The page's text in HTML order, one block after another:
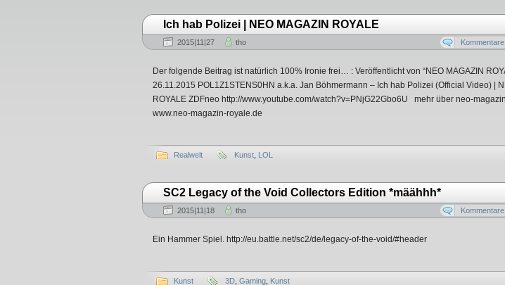
Ich hab Polizei | NEO MAGAZIN ROYALE
2015|11|27 tho
Der folgende Beitrag ist natürlich 100% Ironie frei… : Veröffentlicht von “NEO MAGAZIN
26.11.2015 POL1Z1STENS0HN a.k.a. Jan Böhmermann – Ich hab Polizei (Official Video) |
ROYALE ZDFneo http://www.youtube.com/watch?v=PNjG22Gbo6U mehr über neo-
www.neo-magazin-royale.de
Realwelt Kunst LOL
SC2 Legacy of the Void Collectors Edition *määhhh*
2015|11|18 tho
Ein Hammer Spiel. http://eu.battle.net/sc2/de/legacy-of-the-void/#header
Kunst 3D Gaming Kunst